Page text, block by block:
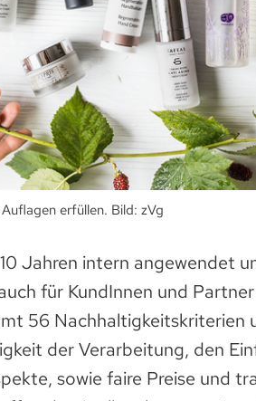
erfüllen. Bild: zVg
Jahren intern angewendet
für KundInnen und
56 Nachhaltigkeitskriterien
der Verarbeitung, den
sowie faire Preise und